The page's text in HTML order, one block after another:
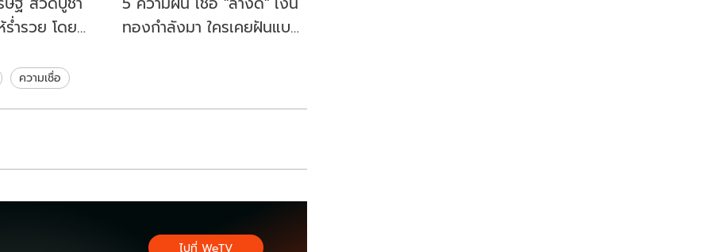
ร่ำรวย โดย
ทองกำลังมา ใครเคยฝันแบบ
ความเชื่อ
ไปที่ WeTV